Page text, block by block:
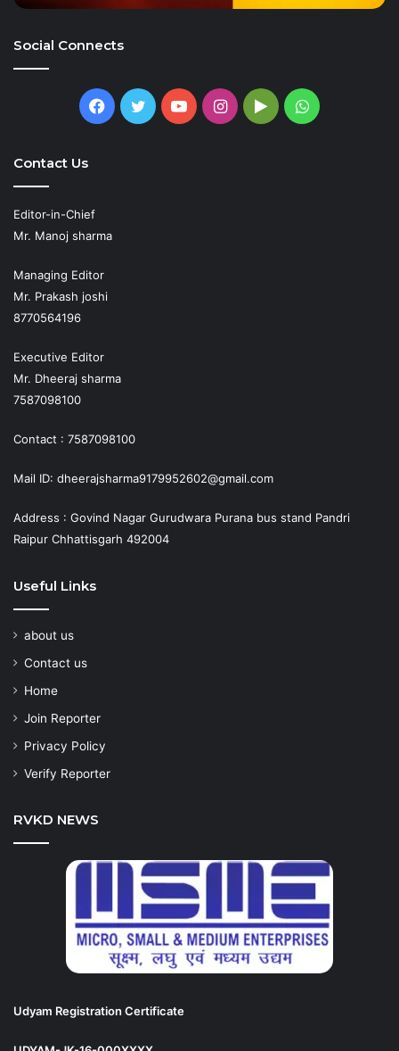
Social Connects
Facebook
TwitterYouTubeInstagram
GoogleWhatsApp
Contact Us
Editor-in-Chief
Mr. Manoj sharma
Managing Editor
Mr. Prakash joshi
8770564196
Executive Editor
Mr. Dheeraj sharma
7587098100
Contact : 7587098100
Mail ID: dheerajsharma9179952602@gmail.com
Address : Govind Nagar Gurudwara Purana bus stand Pandri
Raipur Chhattisgarh 492004
Useful Links
about us
Contact us
Home
Join Reporter
Privacy Policy
Verify Reporter
RVKD NEWS
Udyam Registration Certificate